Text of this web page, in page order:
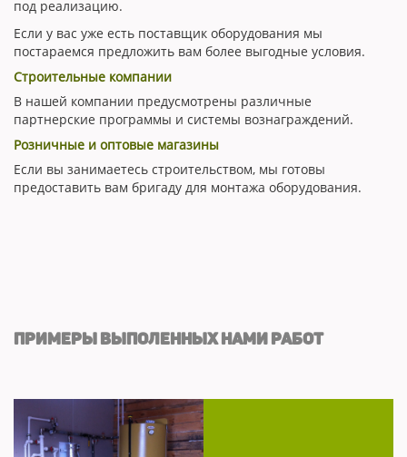
под реализацию.
Если у вас уже есть поставщик оборудования мы
постараемся предложить вам более выгодные условия.
Строительные компании
В нашей компании предусмотрены различные
партнерские программы и системы вознаграждений.
Розничные и оптовые магазины
Если вы занимаетесь строительством, мы готовы
предоставить вам бригаду для монтажа оборудования.
ПРИМЕРЫ ВЫПОЛЕННЫХ НАМИ РАБОТ